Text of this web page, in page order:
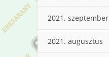
2021. szeptember
2021. augusztus